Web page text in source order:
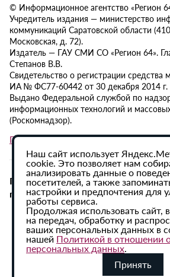
© Информационное агентство «Регион
Учредитель издания — министерство
коммуникаций Саратовской области
Московская, д. 72).
Издатель — ГАУ СМИ СО «Регион 64».
Степанов В.В.
Свидетельство о регистрации
ИА № ФС77-60442 от 30 декабря 2014 г.
Выдано Федеральной службой по
информационных технологий и
(Роскомнадзор).
Политика в отношении обработки
При использовании материалов
гиперссылка на ИА «Регион 64»
Наш сайт использует
cookie. Это позволяет нам
анализировать данные о
посетителей, а также
настройки и предпочтения для
работы сервиса.
Продолжая использовать сайт,
на передач, обработку и
ваших персональных данных в
нашей Политикой в отношении
персональных данных.
Принять